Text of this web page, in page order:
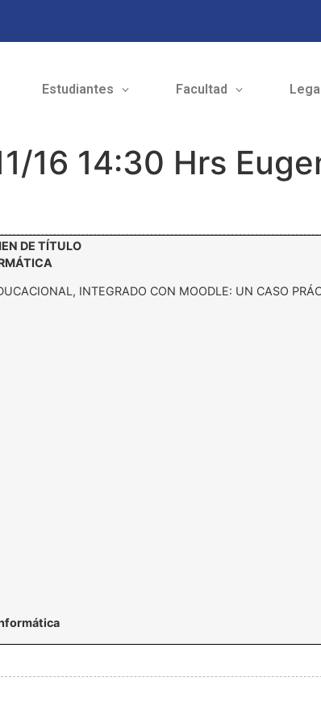
Estudiantes Facultad
16 14:30 Hrs
DE TÍTULO
INTEGRADO CON MOODLE: UN CASO